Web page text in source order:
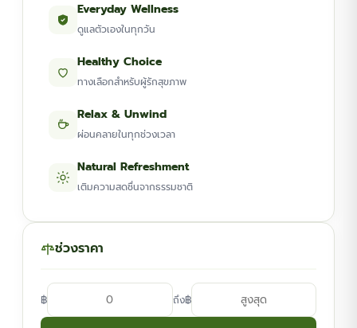
Everyday Wellness
ดูแลตัวเองในทุกวัน
Healthy Choice
ทางเลือกสำหรับผู้รักสุขภาพ
Relax & Unwind
ผ่อนคลายในทุกช่วงเวลา
Natural Refreshment
เติมความสดชื่นจากธรรมชาติ
ช่วงราคา
฿ ถึง฿